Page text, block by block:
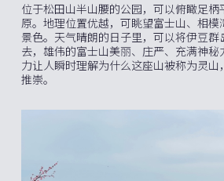
位于松田山半山腰的公园，可以俯瞰足柄
原。地理位置优越，可眺望富士山、相
景色。天气晴朗的日子里，可以将伊豆
去，雄伟的富士山美丽、庄严、充满神
力让人瞬时理解为什么这座山被称为灵
推崇。